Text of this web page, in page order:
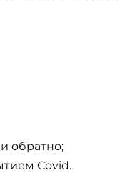
обратно;
Covid.